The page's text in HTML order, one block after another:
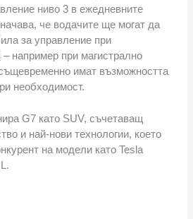
ниво 3 в ежедневните
че водачите ще могат да
за управление при
например при магистрално
имат възможността
необходимост.
G7 като SUV, съчетаващ
и най-нови технологии, което
на модели като Tesla